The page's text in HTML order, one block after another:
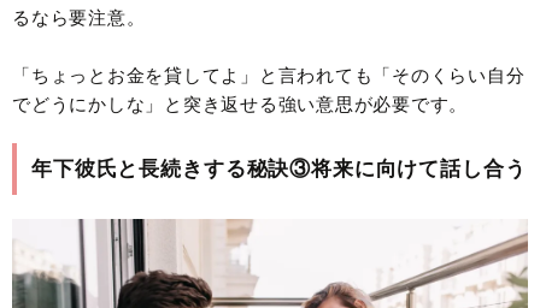
るなら要注意。
「ちょっとお金を貸してよ」と言われても「そのくらい自分
でどうにかしな」と突き返せる強い意思が必要です。
年下彼氏と長続きする秘訣③将来に向けて話し合う